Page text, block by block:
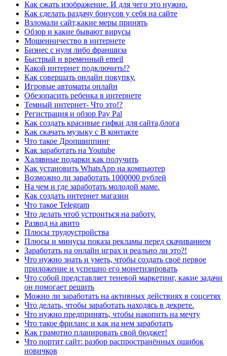
Как сжать изображение. И для чего это нужно.
Как сделать раздачу бонусов у себя на сайте
Взломали сайт,какие меры принять
Обзор и какие бывают вирусы
Мошенничество в интернете
Бизнес с нуля либо франшиза
Быстрый и временный еmeil
Какой интернет подключить!?
Как совершать онлайн покупку.
Игровые автоматы онлайн
Обезопасить ребенка в интернете
Темный интернет- Что это!?
Регистрация и обзор Pay Pal
Как создать красивые гифки для сайта,блога
Как скачать музыку с В контакте
Что такое Дропшиппинг
Как заработать на Youtube
Халявные подарки как получить
Как установить WhatsApp на компьютер
Возможно ли заработать 1000000 рублей
На чем и где заработать молодой маме.
Как создать интернет магазин
Что такое Telegram
Что делать чтоб устроиться на работу.
Развод на авито
Плюсы трудоустройства
Плюсы и минусы показа рекламы перед скачиванием
Заработать на онлайн играх и реально ли это?!
Что нужно знать и уметь, чтобы создать своё первое
приложение и успешно его монетизировать
Что собой представляет теневой маркетинг, какие задачи
он помогает решить
Можно ли заработать на активных действиях в соцсетях
Что делать, чтобы заработать находясь в декрете.
Что нужно предпринять, чтобы накопить на мечту
Что такое фриланс и как на нем заработать
Как грамотно планировать свой бюджет!
Что портит сайт: разбор распространённых ошибок
новичков